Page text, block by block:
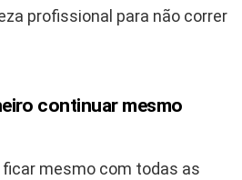
profissional para não correr
continuar mesmo
mesmo com todas as